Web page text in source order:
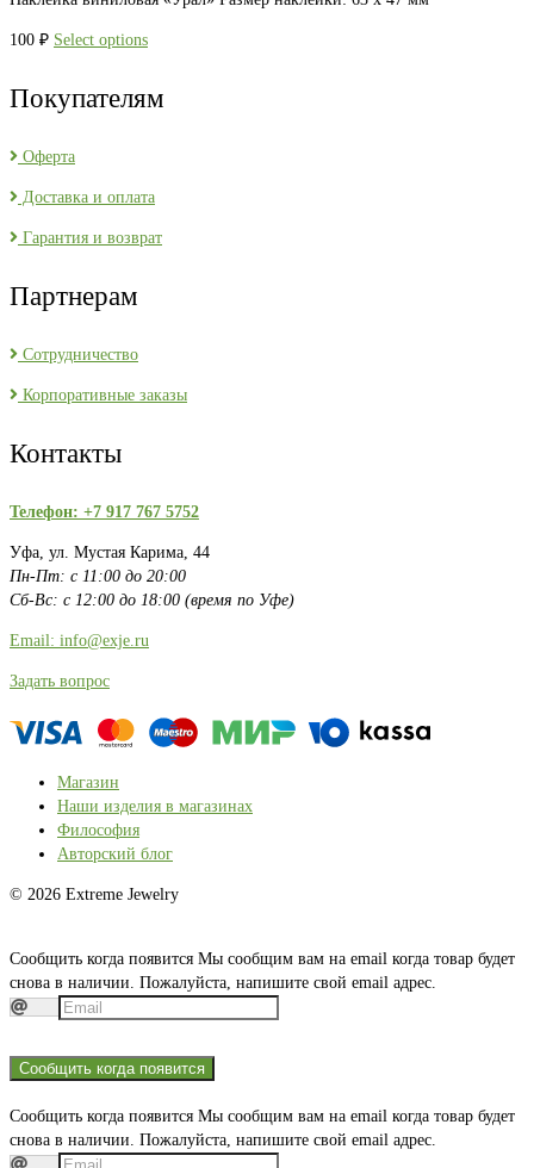
100 ₽ Select options
Покупателям
Оферта
Доставка и оплата
Гарантия и возврат
Партнерам
Сотрудничество
Корпоративные заказы
Контакты
Телефон: +7 917 767 5752
Уфа, ул. Мустая Карима, 44
Пн-Пт: с 11:00 до 20:00
Сб-Вс: с 12:00 до 18:00 (время по Уфе)
Email: info@exje.ru
Задать вопрос
Магазин
Наши изделия в магазинах
Философия
Авторский блог
© 2026 Extreme Jewelry
Сообщить когда появится Мы сообщим вам на email когда товар будет
снова в наличии. Пожалуйста, напишите свой email адрес.
Сообщить когда появится
Сообщить когда появится Мы сообщим вам на email когда товар будет
снова в наличии. Пожалуйста, напишите свой email адрес.